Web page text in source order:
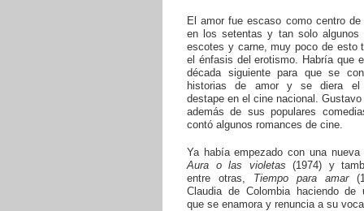
El amor fue escaso como centro
en los setentas y tan solo algunos
escotes y carne, muy poco de esto
el énfasis del erotismo. Habría que
década siguiente para que se
historias de amor y se diera el
destape en el cine nacional.
además de sus populares
contó algunos romances de cine.
Ya había empezado con una nueva
Aura o las violetas (1974) y
entre otras, Tiempo para amar
Claudia de Colombia haciendo de
que se enamora y renuncia a su